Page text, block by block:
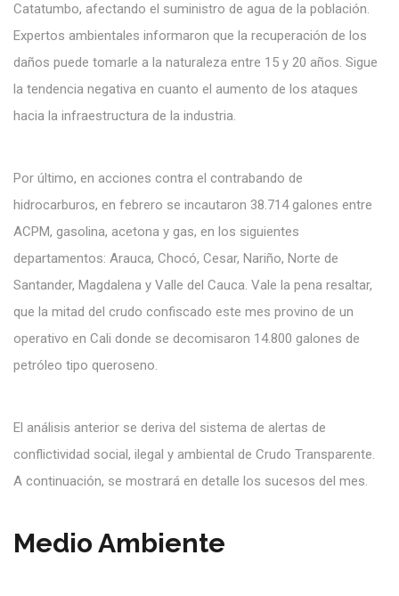
Catatumbo, afectando el suministro de agua de la población.
Expertos ambientales informaron que la recuperación de los
daños puede tomarle a la naturaleza entre 15 y 20 años. Sigue
la tendencia negativa en cuanto el aumento de los ataques
hacia la infraestructura de la industria.
Por último, en acciones contra el contrabando de
hidrocarburos, en febrero se incautaron 38.714 galones entre
ACPM, gasolina, acetona y gas, en los siguientes
departamentos: Arauca, Chocó, Cesar, Nariño, Norte de
Santander, Magdalena y Valle del Cauca. Vale la pena resaltar,
que la mitad del crudo confiscado este mes provino de un
operativo en Cali donde se decomisaron 14.800 galones de
petróleo tipo queroseno.
El análisis anterior se deriva del sistema de alertas de
conflictividad social, ilegal y ambiental de Crudo Transparente.
A continuación, se mostrará en detalle los sucesos del mes.
Medio Ambiente